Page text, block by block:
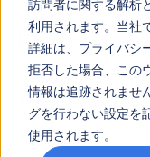
訪問者に関する解析
利用されます。当社
詳細は、プライバシ
拒否した場合、この
情報は追跡されませ
グを行わない設定を
使用されます。
Excelシ
たデータ
ス